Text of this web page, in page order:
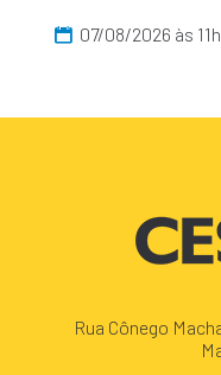
07/08/2026 às
Rua Cônego